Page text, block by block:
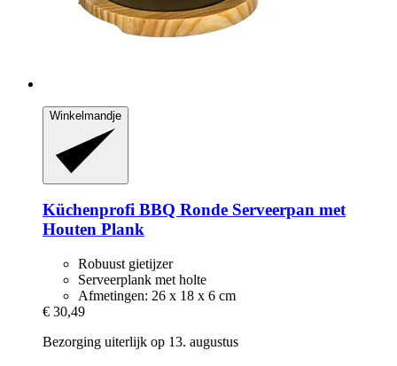
Winkelmandje
Küchenprofi BBQ Ronde Serveerpan met
Houten Plank
Robuust gietijzer
Serveerplank met holte
Afmetingen: 26 x 18 x 6 cm
€ 30,49
Bezorging uiterlijk op 13. augustus